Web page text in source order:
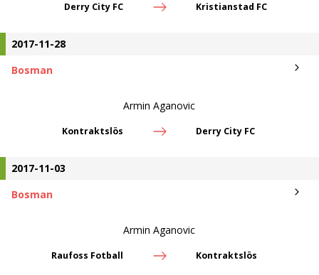
Derry City FC Kristianstad FC
2017-11-28
Bosman
Armin Aganovic
Kontraktslös Derry City FC
2017-11-03
Bosman
Armin Aganovic
Raufoss Fotball Kontraktslös